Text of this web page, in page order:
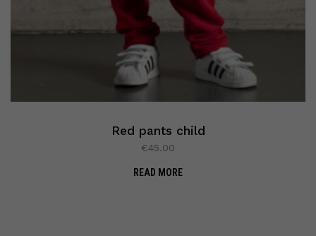
Red pants child
€45.00
READ MORE